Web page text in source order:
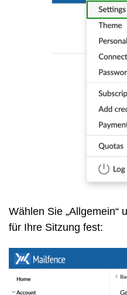
Wählen Sie „Allgemein“
für Ihre Sitzung fest: